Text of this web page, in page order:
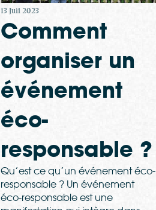
13 Juil 2023
Comment
organiser un
événement
éco-
responsable ?
Qu’est ce qu’un événement éco-
responsable ? Un événement
éco-responsable est une